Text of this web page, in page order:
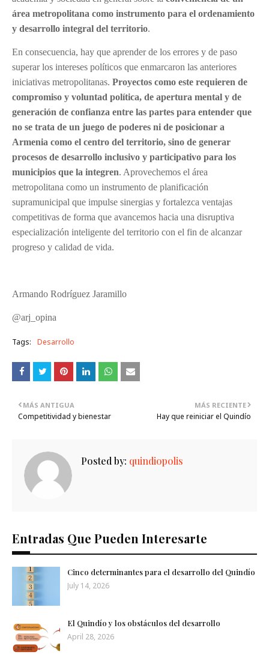
área metropolitana como instrumento para el ordenamiento
y desarrollo integral del territorio.
En consecuencia, hay que aprender de los errores y de paso
superar los intereses políticos que enmarcaron las anteriores
iniciativas metropolitanas. Proyectos como este requieren de
compromiso y voluntad política, de apertura mental y de
generación de confianza entre las partes para entender que
no se trata de un juego de poderes ni de posicionar a
Armenia como el centro del territorio, sino de generar
procesos de desarrollo inclusivo y participativo para los
municipios que la integren. Aprovechemos el área
metropolitana como un instrumento de planificación
supramunicipal que impulse sinergias y fortalezca ventajas
competitivas de forma que avancemos hacia una disruptiva
especialización inteligente del territorio con el fin de alcanzar
progreso y calidad de vida.
Armando Rodríguez Jaramillo
@arj_opina
Tags: Desarrollo
MÁS RECIENTE
Hay que reiniciar el Quindío
MÁS ANTIGUA
Competitividad y bienestar
Posted by: quindiopolis
Entradas Que Pueden Interesarte
Cinco determinantes para el desarrollo del Quindío
July 14, 2026
El Quindío y los obstáculos del desarrollo
April 28, 2026